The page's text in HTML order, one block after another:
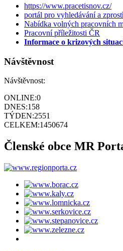
https://www.pracetisnov.cz/
portál pro vyhledávání a
Nabídka volných pracovních
Pracovní příležitosti ČR
Informace o krizových
Návštěvnost
Návštěvnost:
ONLINE:0
DNES:158
TÝDEN:2551
CELKEM:1450674
Členské obce MR